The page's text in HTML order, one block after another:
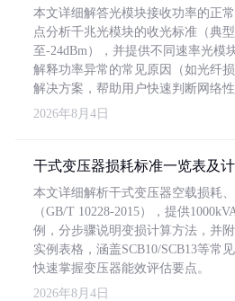
本文详细解答光模块接收功率的正
点分析千兆光模块的收光标准（典
至-24dBm），并提供不同速率光模
解释功率异常的常见原因（如光纤
解决方案，帮助用户快速判断网络性
2026年8月4日
干式变压器损耗标准一览表及
本文详细解析干式变压器空载损耗
（GB/T 10228-2015），提供
例，分步骤说明变损计算方法，并
实例表格，涵盖SCB10/SCB13等常
快速掌握变压器能效评估要点。
2026年8月4日